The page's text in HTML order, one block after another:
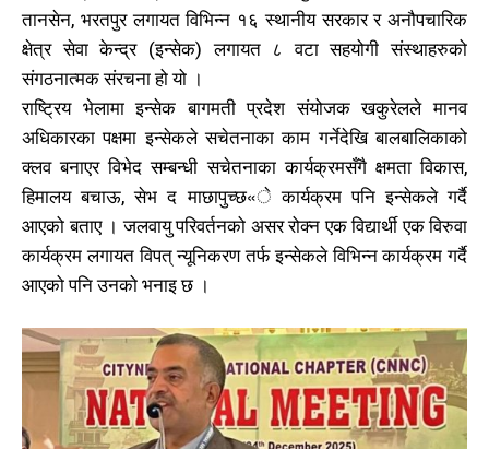
तानसेन, भरतपुर लगायत विभिन्न १६ स्थानीय सरकार र अनौपचारिक
क्षेत्र सेवा केन्द्र (इन्सेक) लगायत ८ वटा सहयोगी संस्थाहरुको
संगठनात्मक संरचना हो यो ।
राष्ट्रिय भेलामा इन्सेक बागमती प्रदेश संयोजक खकुरेलले मानव
अधिकारका पक्षमा इन्सेकले सचेतनाका काम गर्नेदेखि बालबालिकाको
क्लव बनाएर विभेद सम्बन्धी सचेतनाका कार्यक्रमसँगै क्षमता विकास,
हिमालय बचाऊ, सेभ द माछापुच्छ«े कार्यक्रम पनि इन्सेकले गर्दै
आएको बताए । जलवायु परिवर्तनको असर रोक्न एक विद्यार्थी एक विरुवा
कार्यक्रम लगायत विपत् न्यूनिकरण तर्फ इन्सेकले विभिन्न कार्यक्रम गर्दै
आएको पनि उनको भनाइ छ ।